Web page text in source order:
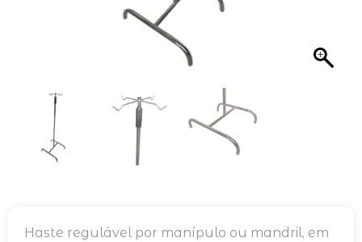
Haste regulável por manípulo ou mandril, em